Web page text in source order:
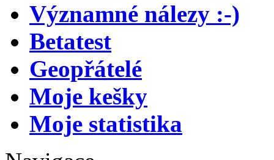
Významné nálezy :-)
Betatest
Geopřátelé
Moje kešky
Moje statistika